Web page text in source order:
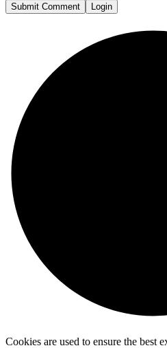
Submit Comment Login
Cookies are used to ensure the best